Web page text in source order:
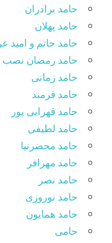
حامد برادران
حامد پهلان
حامد حاتم و امید
حامد رمضان نصب
حامد زمانی
حامد فرمند
حامد قهرایی پور
حامد لطیفی
حامد محضرنیا
حامد مهرافر
حامد نصر
حامد نوروزی
حامد همایون
حامی